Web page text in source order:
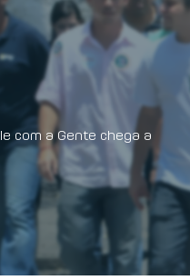
com a Gente chega a